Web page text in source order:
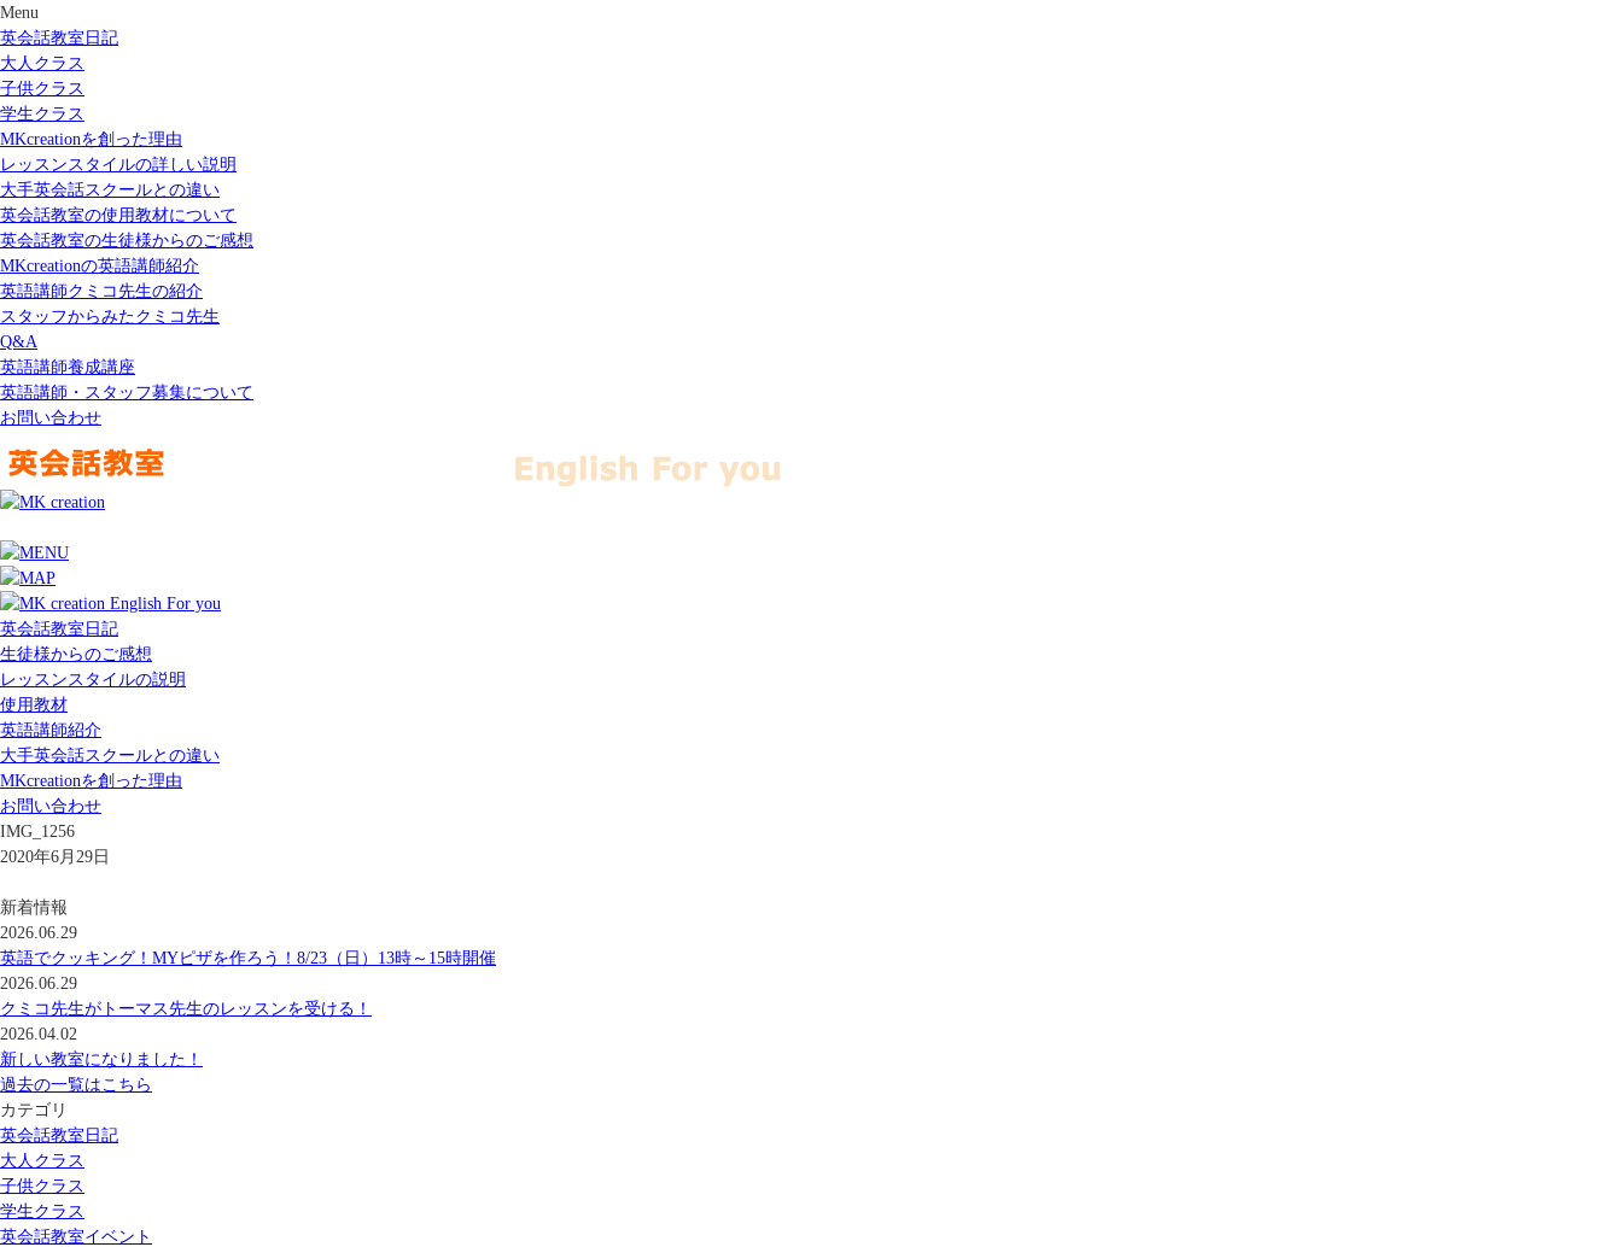
Menu
英会話教室日記
大人クラス
子供クラス
学生クラス
MKcreationを創った理由
レッスンスタイルの詳しい説明
大手英会話スクールとの違い
英会話教室の使用教材について
英会話教室の生徒様からのご感想
MKcreationの英語講師紹介
英語講師クミコ先生の紹介
スタッフからみたクミコ先生
Q&A
英語講師養成講座
英語講師・スタッフ募集について
お問い合わせ
英会話教室日記
生徒様からのご感想
レッスンスタイルの説明
使用教材
英語講師紹介
大手英会話スクールとの違い
MKcreationを創った理由
お問い合わせ
IMG_1256
2020年6月29日
新着情報
2026.06.29
英語でクッキング！MYピザを作ろう！8/23（日）13時～15時開催
2026.06.29
クミコ先生がトーマス先生のレッスンを受ける！
2026.04.02
新しい教室になりました！
過去の一覧はこちら
カテゴリ
英会話教室日記
大人クラス
子供クラス
学生クラス
英会話教室イベント